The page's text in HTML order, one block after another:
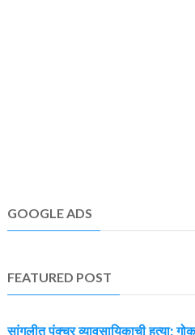
GOOGLE ADS
FEATURED POST
सांगलीत पंक्चर व्यावसायिकाची हत्या;